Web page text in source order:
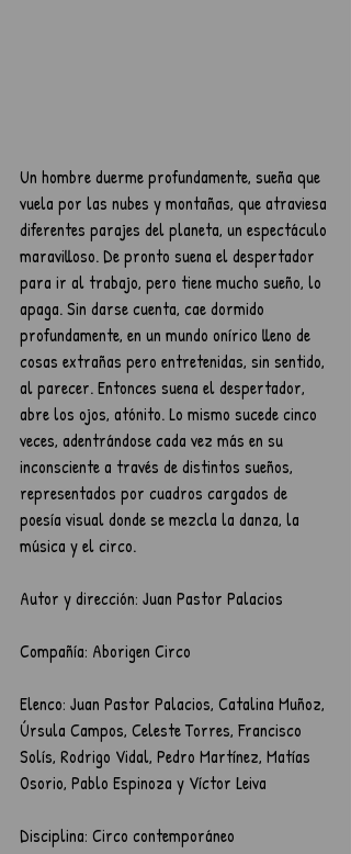
Un hombre duerme profundamente, sueña que
vuela por las nubes y montañas, que atraviesa
diferentes parajes del planeta, un espectáculo
maravilloso. De pronto suena el despertador
para ir al trabajo, pero tiene mucho sueño, lo
apaga. Sin darse cuenta, cae dormido
profundamente, en un mundo onírico lleno de
cosas extrañas pero entretenidas, sin sentido,
al parecer. Entonces suena el despertador,
abre los ojos, atónito. Lo mismo sucede cinco
veces, adentrándose cada vez más en su
inconsciente a través de distintos sueños,
representados por cuadros cargados de
poesía visual donde se mezcla la danza, la
música y el circo.
Autor y dirección: Juan Pastor Palacios
Compañía: Aborigen Circo
Elenco: Juan Pastor Palacios, Catalina Muñoz,
Úrsula Campos, Celeste Torres, Francisco
Solís, Rodrigo Vidal, Pedro Martínez, Matías
Osorio, Pablo Espinoza y Víctor Leiva
Disciplina: Circo contemporáneo